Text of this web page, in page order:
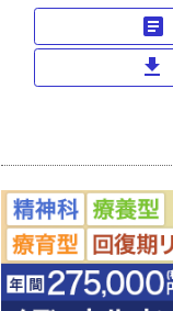
article
download